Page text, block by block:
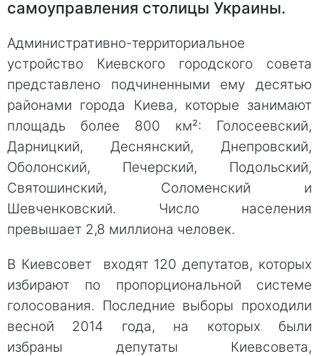
самоуправления столицы Украины.
Административно-территориальное
устройство Киевского городского совета
представлено подчиненными ему десятью
районами города Киева, которые занимают
площадь более 800 км²: Голосеевский,
Дарницкий, Деснянский, Днепровский,
Оболонский, Печерский, Подольский,
Святошинский, Соломенский и
Шевченковский. Число населения
превышает 2,8 миллиона человек.
В Киевсовет входят 120 депутатов, которых
избирают по пропорциональной системе
голосования. Последние выборы проходили
весной 2014 года, на которых были
избраны депутаты Киевсовета,